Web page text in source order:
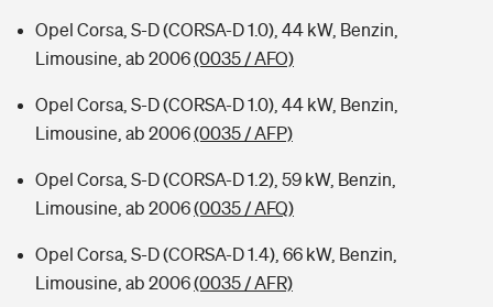
Opel Corsa, S-D (CORSA-D 1.0), 44 kW, Benzin,
Limousine, ab 2006(0035 / AFO)
Opel Corsa, S-D (CORSA-D 1.0), 44 kW, Benzin,
Limousine, ab 2006(0035 / AFP)
Opel Corsa, S-D (CORSA-D 1.2), 59 kW, Benzin,
Limousine, ab 2006(0035 / AFQ)
Opel Corsa, S-D (CORSA-D 1.4), 66 kW, Benzin,
Limousine, ab 2006(0035 / AFR)